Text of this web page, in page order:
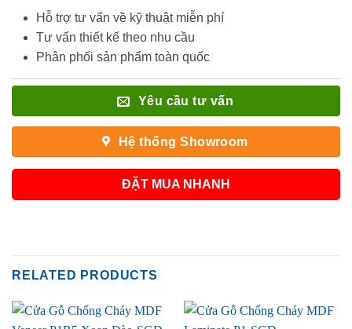
Hỗ trợ tư vấn về kỹ thuật miễn phí
Tư vấn thiết kế theo nhu cầu
Phân phối sản phẩm toàn quốc
Yêu cầu tư vấn
Hệ thống Showroom
ĐẶT MUA NHANH
RELATED PRODUCTS